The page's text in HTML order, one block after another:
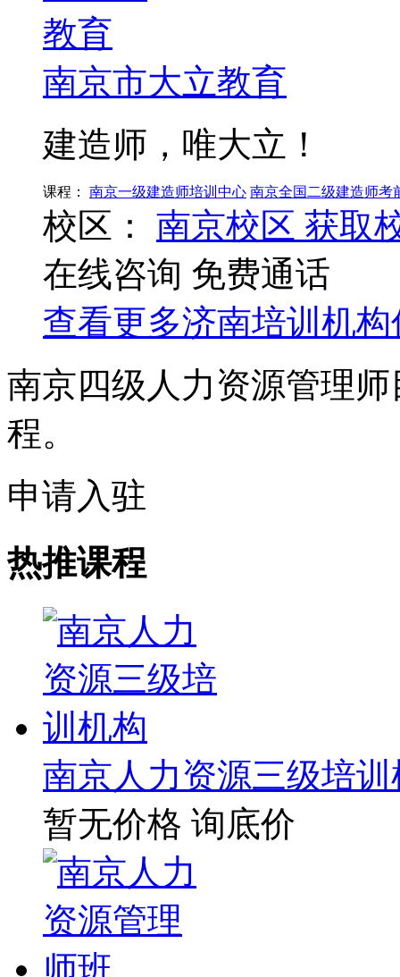
南京市大立教育
建造师，唯大立！
课程： 南京一级建造师培训中心 南京全国二级建造师考
校区： 南京校区 获取
在线咨询 免费通话
查看更多济南培训机构
南京四级人力资源管理
程。
申请入驻
热推课程
南京人力资源三级培训
暂无价格 询底价